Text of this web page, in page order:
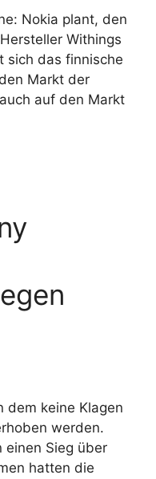
Nokia plant, den
Withings
sich das finnische
Markt der
auf den Markt
dem keine Klagen
werden.
einen Sieg über
hatten die